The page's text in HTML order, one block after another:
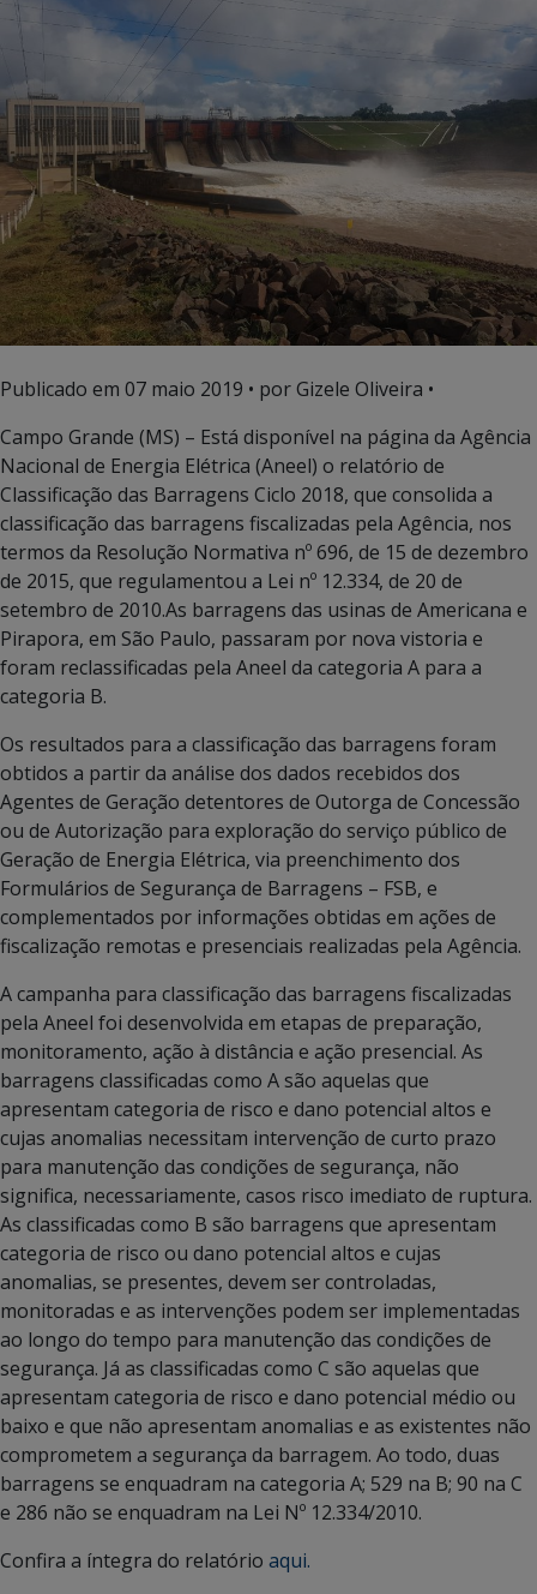
Publicado em 07 maio 2019 • por Gizele Oliveira •
Campo Grande (MS) – Está disponível na página da Agência
Nacional de Energia Elétrica (Aneel) o relatório de
Classificação das Barragens Ciclo 2018, que consolida a
classificação das barragens fiscalizadas pela Agência, nos
termos da Resolução Normativa nº 696, de 15 de dezembro
de 2015, que regulamentou a Lei nº 12.334, de 20 de
setembro de 2010.As barragens das usinas de Americana e
Pirapora, em São Paulo, passaram por nova vistoria e
foram reclassificadas pela Aneel da categoria A para a
categoria B.
Os resultados para a classificação das barragens foram
obtidos a partir da análise dos dados recebidos dos
Agentes de Geração detentores de Outorga de Concessão
ou de Autorização para exploração do serviço público de
Geração de Energia Elétrica, via preenchimento dos
Formulários de Segurança de Barragens – FSB, e
complementados por informações obtidas em ações de
fiscalização remotas e presenciais realizadas pela Agência.
A campanha para classificação das barragens fiscalizadas
pela Aneel foi desenvolvida em etapas de preparação,
monitoramento, ação à distância e ação presencial. As
barragens classificadas como A são aquelas que
apresentam categoria de risco e dano potencial altos e
cujas anomalias necessitam intervenção de curto prazo
para manutenção das condições de segurança, não
significa, necessariamente, casos risco imediato de ruptura.
As classificadas como B são barragens que apresentam
categoria de risco ou dano potencial altos e cujas
anomalias, se presentes, devem ser controladas,
monitoradas e as intervenções podem ser implementadas
ao longo do tempo para manutenção das condições de
segurança. Já as classificadas como C são aquelas que
apresentam categoria de risco e dano potencial médio ou
baixo e que não apresentam anomalias e as existentes não
comprometem a segurança da barragem. Ao todo, duas
barragens se enquadram na categoria A; 529 na B; 90 na C
e 286 não se enquadram na Lei Nº 12.334/2010.
Confira a íntegra do relatório aqui.